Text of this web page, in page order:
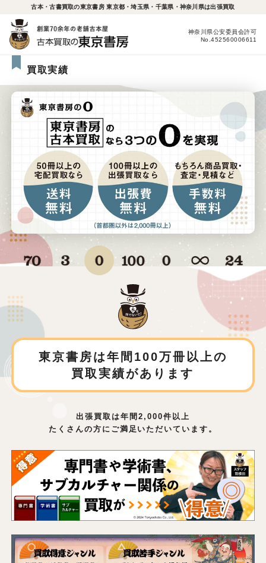
古本・古書買取の東京書房 東京都・埼玉県・千葉県・神奈川県は出張買取
神奈川県公安委員会許可
No.452560006611
買取実績
東京書房は年間100万冊以上の
買取実績があります
出張買取は年間2,000件以上
たくさんの方にご満足いただいています。